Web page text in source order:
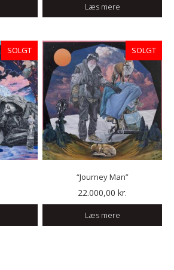
Læs mere
SOLGT SOLGT
“Journey Man”
22.000,00kr.
Læs mere